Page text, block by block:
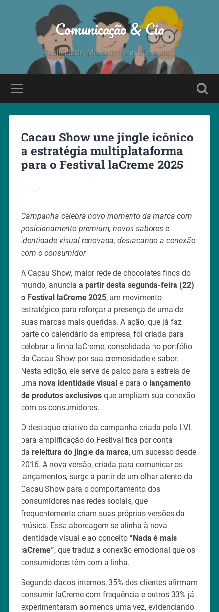
Comunicação & Cia
Publicidade, Marketing e muito mais....
Cacau Show une jingle icônico
a estratégia multiplataforma
para o Festival laCreme 2025
Campanha celebra novo momento da marca com
posicionamento premium, novos sabores e
identidade visual renovada, destacando a conexão
com o consumidor
A Cacau Show, maior rede de chocolates finos do
mundo, anuncia a partir desta segunda-feira (22)
o Festival laCreme 2025, um movimento
estratégico para reforçar a presença de uma de
suas marcas mais queridas. A ação, que já faz
parte do calendário da empresa, foi criada para
celebrar a linha laCreme, consolidada no portfólio
da Cacau Show por sua cremosidade e sabor.
Nesta edição, ele serve de palco para a estreia de
uma nova identidade visuale para o lançamento
de produtos exclusivosque ampliam sua conexão
com os consumidores.
O destaque criativo da campanha criada pela LVL
para amplificação do Festival fica por conta
da releitura do jingle da marca, um sucesso desde
2016. A nova versão, criada para comunicar os
lançamentos, surge a partir de um olhar atento da
Cacau Show para o comportamento dos
consumidores nas redes sociais, que
frequentemente criam suas próprias versões da
música. Essa abordagem se alinha à nova
identidade visual e ao conceito “Nada é mais
laCreme”, que traduz a conexão emocional que os
consumidores têm com a linha.
Segundo dados internos, 35% dos clientes afirmam
consumir laCreme com frequência e outros 33% já
experimentaram ao menos uma vez, evidenciando